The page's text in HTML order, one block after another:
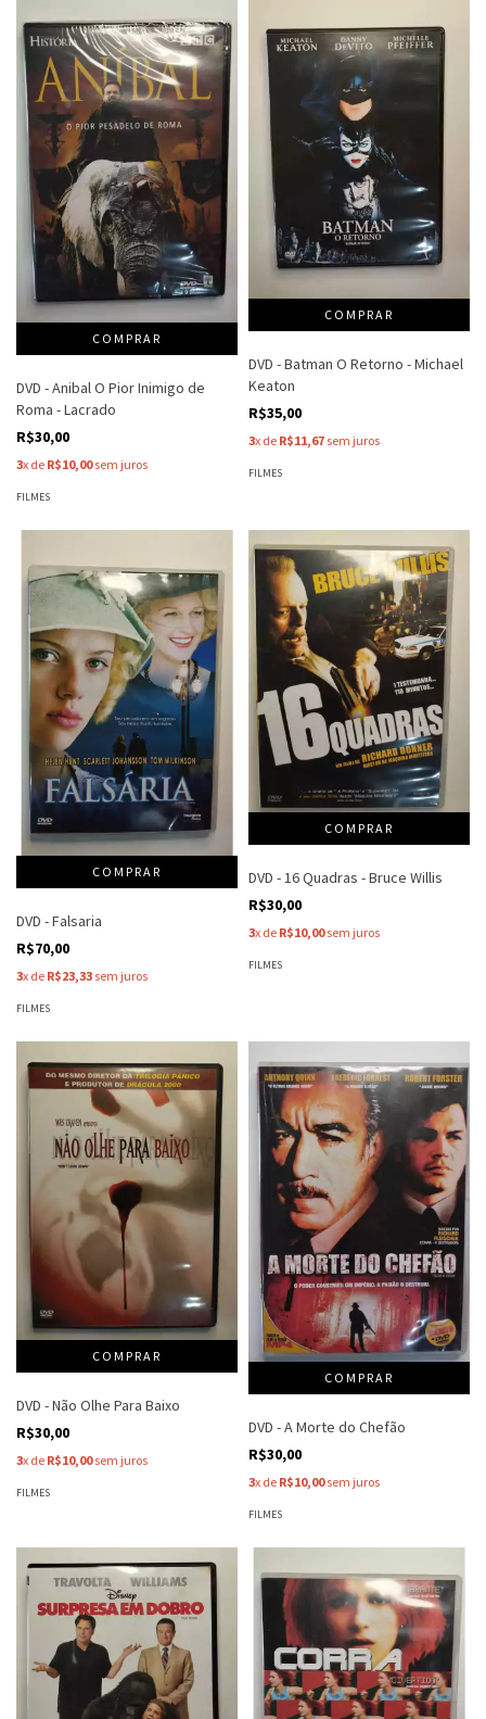
DVD - Anibal O Pior Inimigo de
Roma - Lacrado
R$30,00
3x de R$10,00sem juros
FILMES
DVD - Batman O Retorno - Michael
Keaton
R$35,00
3x de R$11,67 sem juros
FILMES
DVD - Falsaria
R$70,00
3x de R$23,33 sem juros
FILMES
DVD - 16 Quadras - Bruce Willis
R$30,00
3x de R$10,00sem juros
FILMES
DVD - Não Olhe Para Baixo
R$30,00
3x de R$10,00sem juros
FILMES
DVD - A Morte do Chefão
R$30,00
3x de R$10,00sem juros
FILMES